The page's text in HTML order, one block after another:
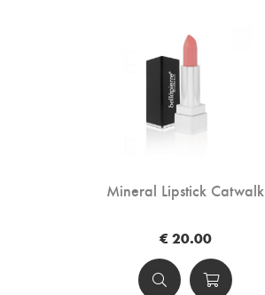
Mineral Lipstick Catwalk
€ 20.00